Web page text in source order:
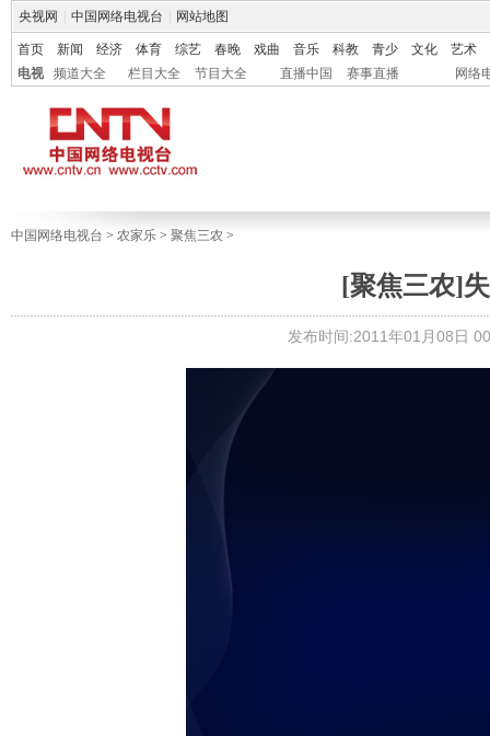
央视网 中国网络电视台 网站地图
首页 新闻 经济 体育 综艺 春晚 戏曲 音乐 科教 青少 文化
艺术
电视
频道大全 栏目大全 节目大全 直播中国 赛事直播 网络
中国网络电视台 > 农家乐 > 聚焦三农 >
[聚焦三农]
发布时间:2011年01月08日